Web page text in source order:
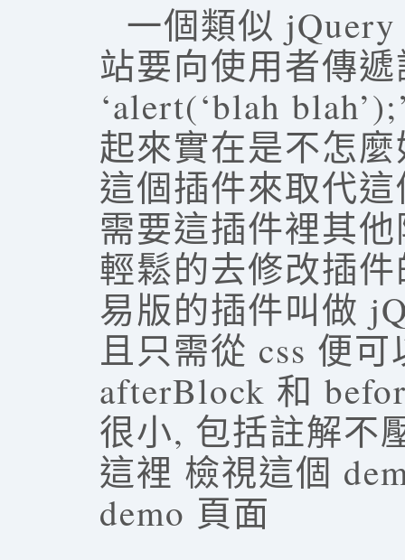
一個類似
站要向使用者傳
‘alert(‘blah
起來實在是不怎
這個插件來取代
需要這插件裡其
輕鬆的去修改插
易版的插件叫做
且只需從 css 便
afterBlock 和
很小, 包括註解不
這裡 檢視這個
demo 頁面